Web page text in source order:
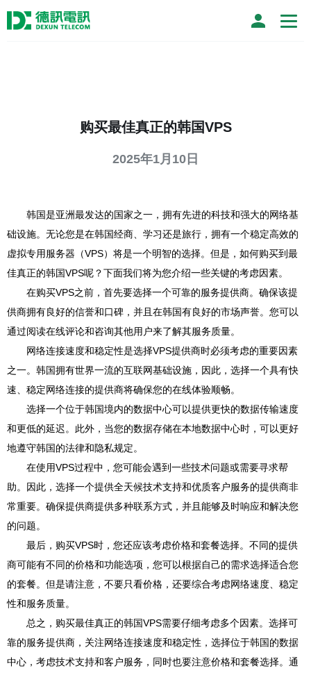
购买最佳真正的韩国VPS
2025年1月10日
韩国是亚洲最发达的国家之一，拥有先进的科技和强大的网络基
础设施。无论您是在韩国经商、学习还是旅行，拥有一个稳定高效的
虚拟专用服务器（VPS）将是一个明智的选择。但是，如何购买到最
佳真正的韩国VPS呢？下面我们将为您介绍一些关键的考虑因素。
在购买VPS之前，首先要选择一个可靠的服务提供商。确保该提
供商拥有良好的信誉和口碑，并且在韩国有良好的市场声誉。您可以
通过阅读在线评论和咨询其他用户来了解其服务质量。
网络连接速度和稳定性是选择VPS提供商时必须考虑的重要因素
之一。韩国拥有世界一流的互联网基础设施，因此，选择一个具有快
速、稳定网络连接的提供商将确保您的在线体验顺畅。
选择一个位于韩国境内的数据中心可以提供更快的数据传输速度
和更低的延迟。此外，当您的数据存储在本地数据中心时，可以更好
地遵守韩国的法律和隐私规定。
在使用VPS过程中，您可能会遇到一些技术问题或需要寻求帮
助。因此，选择一个提供全天候技术支持和优质客户服务的提供商非
常重要。确保提供商提供多种联系方式，并且能够及时响应和解决您
的问题。
最后，购买VPS时，您还应该考虑价格和套餐选择。不同的提供
商可能有不同的价格和功能选项，您可以根据自己的需求选择适合您
的套餐。但是请注意，不要只看价格，还要综合考虑网络速度、稳定
性和服务质量。
总之，购买最佳真正的韩国VPS需要仔细考虑多个因素。选择可
靠的服务提供商，关注网络连接速度和稳定性，选择位于韩国的数据
中心，考虑技术支持和客户服务，同时也要注意价格和套餐选择。通